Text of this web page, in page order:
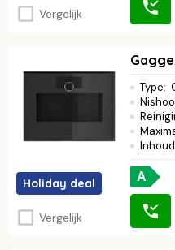
Vergelijk
Holiday deal
Vergelijk
Type:
Inhoud
A